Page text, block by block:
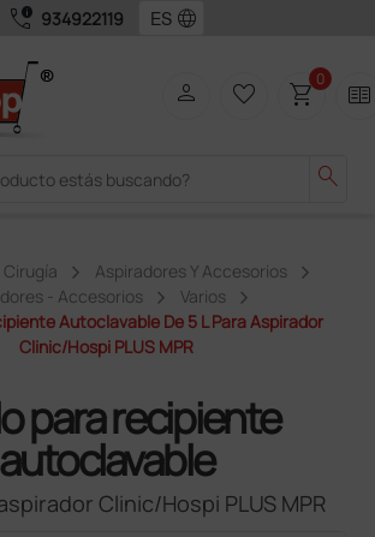
call_quality 934922119 language
search
person favorite_border shopping_cart0 two_pager
Cirugía
Aspiradores Y Accesorios
- Accesorios
Varios
Autoclavable De 5 L Para Aspirador
Clinic/Hospi PLUS MPR
para recipiente
autoclavable
Clinic/Hospi PLUS MPR